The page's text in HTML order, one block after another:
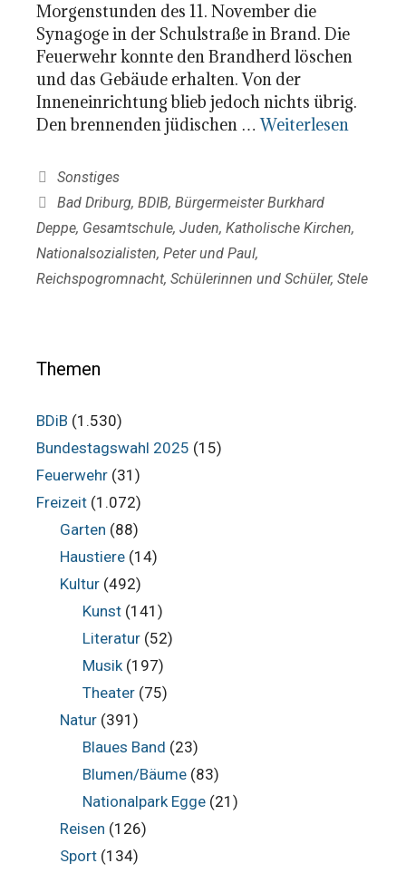
Morgenstunden des 11. November die
Synagoge in der Schulstraße in Brand. Die
Feuerwehr konnte den Brandherd löschen
und das Gebäude erhalten. Von der
Inneneinrichtung blieb jedoch nichts übrig.
Den brennenden jüdischen …Weiterlesen
Kategorien
Sonstiges
Schlagwörter
Bad Driburg, BDIB, Bürgermeister Burkhard
Deppe, Gesamtschule, Juden, Katholische Kirchen,
Nationalsozialisten, Peter und Paul,
Reichspogromnacht, Schülerinnen und Schüler, Stele
Themen
BDiB (1.530)
Bundestagswahl 2025 (15)
Feuerwehr (31)
Freizeit (1.072)
Garten (88)
Haustiere(14)
Kultur(492)
Kunst (141)
Literatur (52)
Musik(197)
Theater (75)
Natur(391)
Blaues Band (23)
Blumen/Bäume (83)
Nationalpark Egge (21)
Reisen (126)
Sport(134)